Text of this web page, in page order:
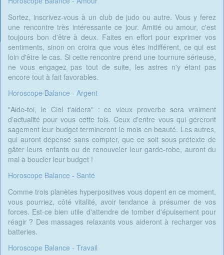
Sortez, inscrivez-vous à un club de judo ou autre. Vous y ferez
une rencontre très intéressante ce jour. Amitié ou amour, c'est
toujours bon d'être à deux. Faites en effort pour exprimer vos
sentiments, sinon on croira que vous êtes indifférent, ce qui est
loin d'être le cas. Si cette rencontre prend une tournure sérieuse,
ne vous engagez pas tout de suite, les astres n'y étant pas
encore tout à fait favorables.
Horoscope Balance - Argent
"Aide-toi, le Ciel t'aidera" : ce vieux proverbe sera vraiment
d'actualité pour vous cette fois. Ceux d'entre vous qui géreront
sagement leur budget termineront le mois en beauté. Les autres,
qui auront dépensé sans compter, que ce soit sous prétexte de
gâter leurs enfants ou de renouveler leur garde-robe, auront du
mal à boucler leur budget !
Horoscope Balance - Santé
Comme trois planètes hyperpositives vous dopent en ce moment,
vous pourriez, côté vitalité, avoir tendance à présumer de vos
forces. Est-ce bien utile d'attendre de tomber d'épuisement pour
réagir ? Des massages relaxants vous aideront à recharger vos
batteries.
Horoscope Balance - Travail